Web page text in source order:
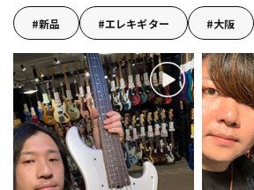
管楽器
アンプ
DJ機器
新品 エレキギター 大阪